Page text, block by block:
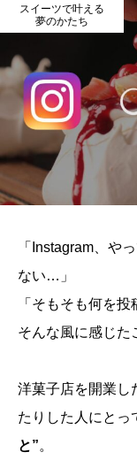
スイーツで叶える
夢のかたち
「Instagram、や
ない…」
「そもそも何を
そんな風に感じた
洋菓子店を開業し
たりした人にとっ
と”。